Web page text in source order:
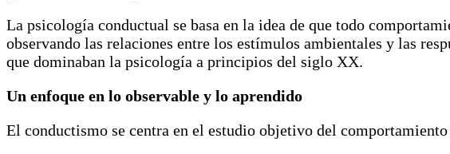
La psicología conductual se basa en la idea de que todo
observando las relaciones entre los estímulos ambientales y las
que dominaban la psicología a principios del siglo XX.
Un enfoque en lo observable y lo aprendido
El conductismo se centra en el estudio objetivo del